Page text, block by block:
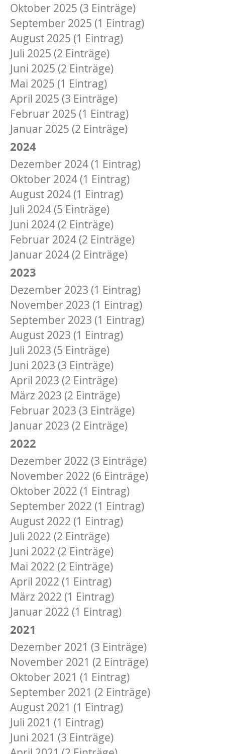
Oktober 2025 (3 Einträge)
September 2025 (1 Eintrag)
August 2025 (1 Eintrag)
Juli 2025 (2 Einträge)
Juni 2025 (2 Einträge)
Mai 2025 (1 Eintrag)
April 2025 (3 Einträge)
Februar 2025 (1 Eintrag)
Januar 2025 (2 Einträge)
2024
Dezember 2024 (1 Eintrag)
Oktober 2024 (1 Eintrag)
August 2024 (1 Eintrag)
Juli 2024 (5 Einträge)
Juni 2024 (2 Einträge)
Februar 2024 (2 Einträge)
Januar 2024 (2 Einträge)
2023
Dezember 2023 (1 Eintrag)
November 2023 (1 Eintrag)
September 2023 (1 Eintrag)
August 2023 (1 Eintrag)
Juli 2023 (5 Einträge)
Juni 2023 (3 Einträge)
April 2023 (2 Einträge)
März 2023 (2 Einträge)
Februar 2023 (3 Einträge)
Januar 2023 (2 Einträge)
2022
Dezember 2022 (3 Einträge)
November 2022 (6 Einträge)
Oktober 2022 (1 Eintrag)
September 2022 (1 Eintrag)
August 2022 (1 Eintrag)
Juli 2022 (2 Einträge)
Juni 2022 (2 Einträge)
Mai 2022 (2 Einträge)
April 2022 (1 Eintrag)
März 2022 (1 Eintrag)
Januar 2022 (1 Eintrag)
2021
Dezember 2021 (3 Einträge)
November 2021 (2 Einträge)
Oktober 2021 (1 Eintrag)
September 2021 (2 Einträge)
August 2021 (1 Eintrag)
Juli 2021 (1 Eintrag)
Juni 2021 (3 Einträge)